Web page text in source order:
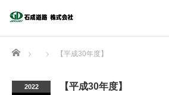
Home 【平成30年度】
2022 【平成30年度】